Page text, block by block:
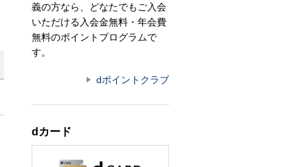
義の方なら、どなたでもご入会
いただける入会金無料・年会費
無料のポイントプログラムで
す。
dポイントクラブ
dカード